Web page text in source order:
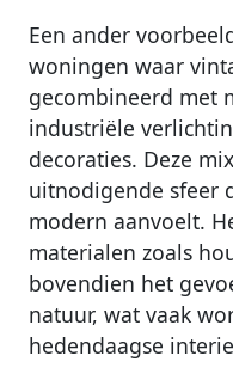
Een ander
woningen waar
gecombineerd met
industriële
decoraties. Deze
uitnodigende sfeer
modern aanvoelt.
materialen zoals
bovendien het
natuur, wat vaak
hedendaagse